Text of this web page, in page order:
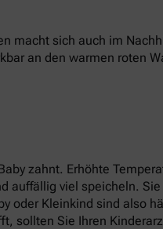
macht sich auch im
an den warmen roten
zahnt. Erhöhte
auffällig viel speicheln.
oder Kleinkind sind also
sollten Sie Ihren